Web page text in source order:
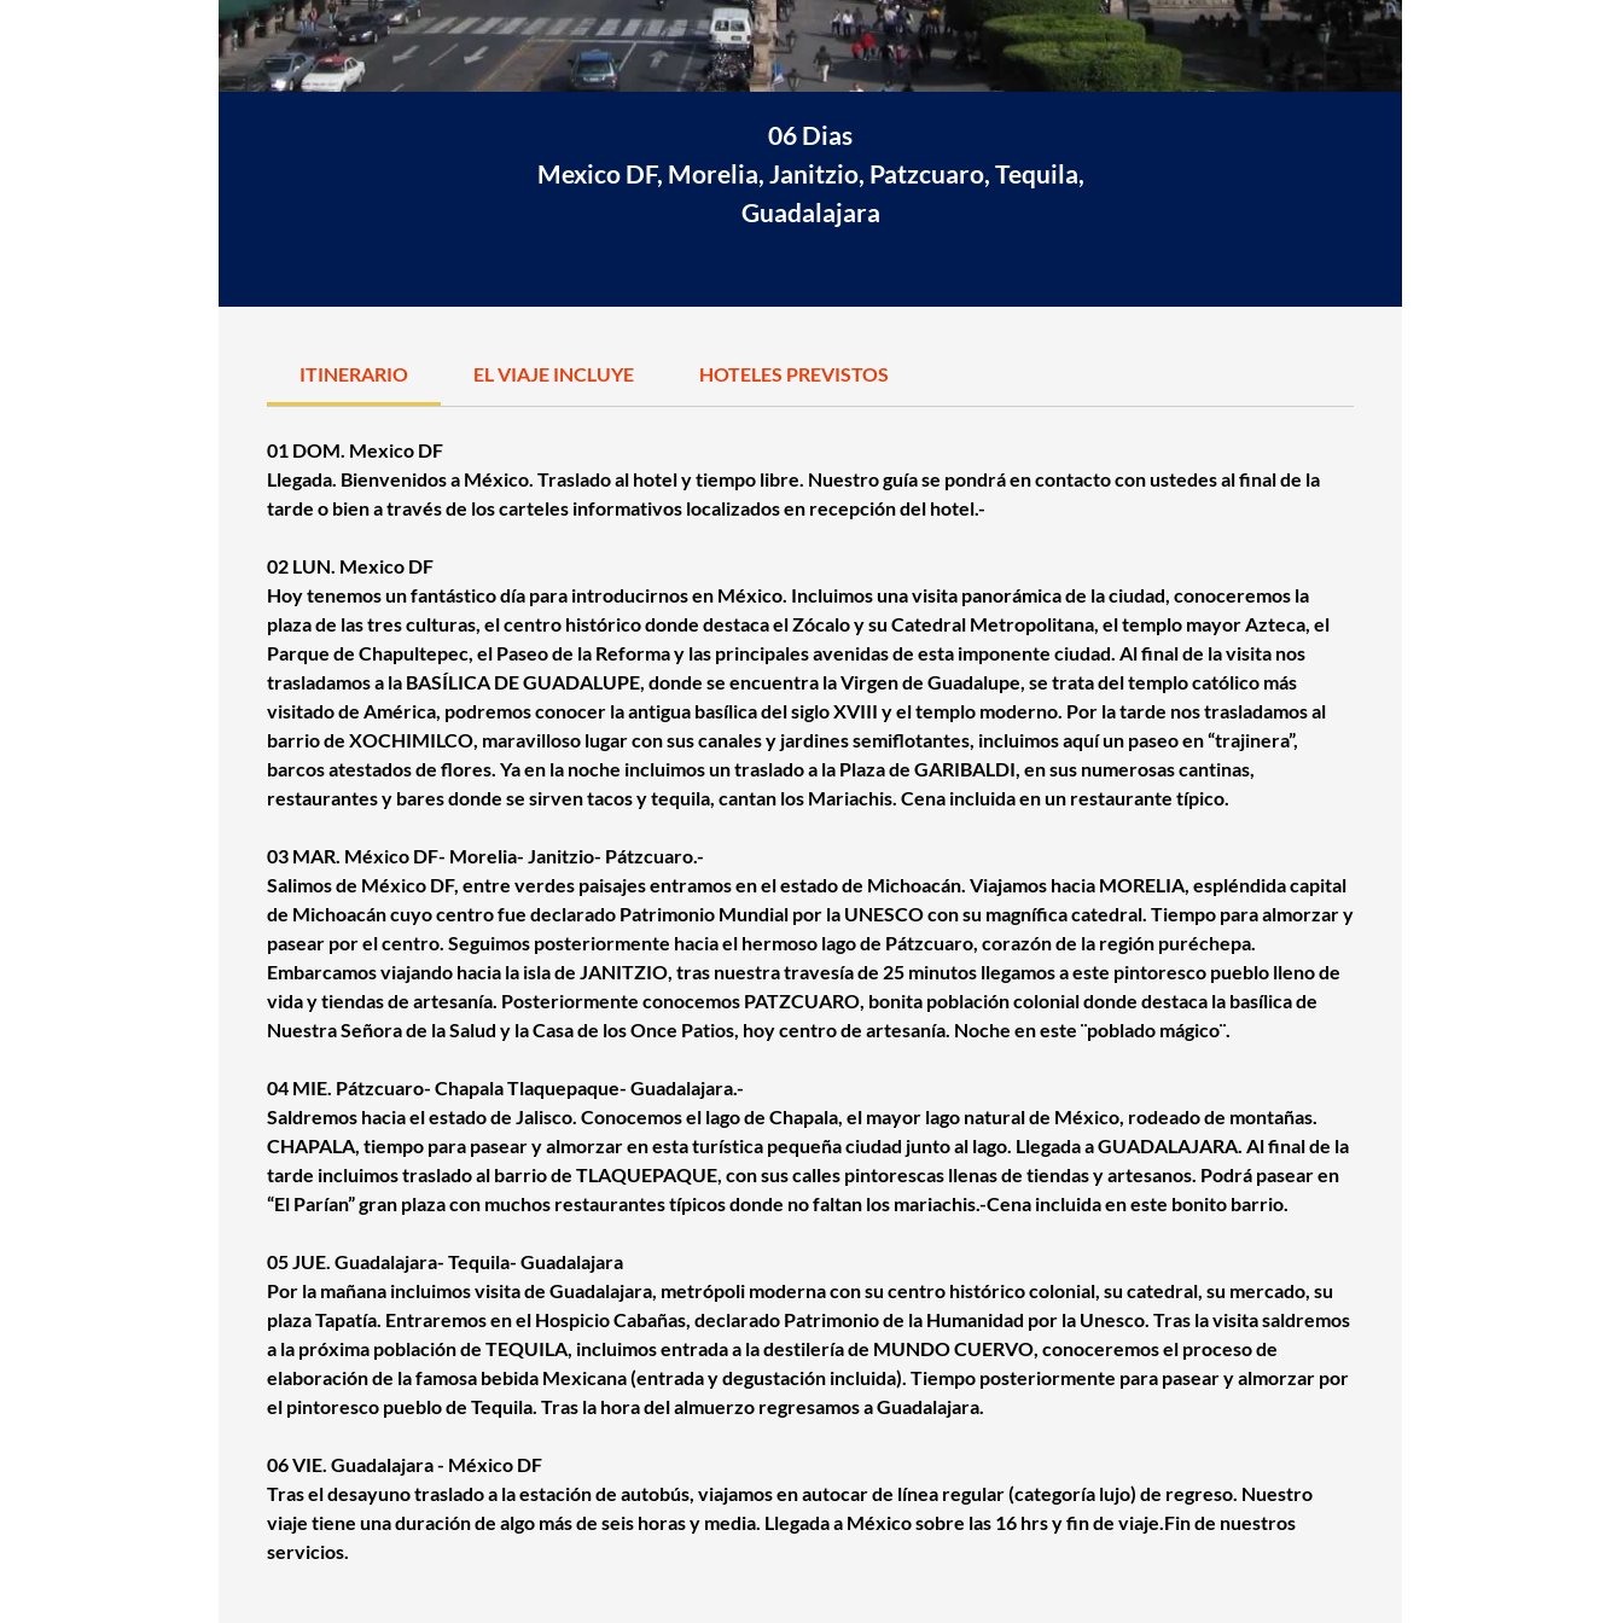
06 Dias
Mexico DF, Morelia, Janitzio, Patzcuaro, Tequila,
Guadalajara
ITINERARIO EL VIAJE INCLUYE HOTELES PREVISTOS
01 DOM. Mexico DF
Llegada. Bienvenidos a México. Traslado al hotel y tiempo libre. Nuestro guía se pondrá en contacto con ustedes al final de la
tarde o bien a través de los carteles informativos localizados en recepción del hotel.-
02 LUN. Mexico DF
Hoy tenemos un fantástico día para introducirnos en México. Incluimos una visita panorámica de la ciudad, conoceremos la
plaza de las tres culturas, el centro histórico donde destaca el Zócalo y su Catedral Metropolitana, el templo mayor Azteca, el
Parque de Chapultepec, el Paseo de la Reforma y las principales avenidas de esta imponente ciudad. Al final de la visita nos
trasladamos a la BASÍLICA DE GUADALUPE, donde se encuentra la Virgen de Guadalupe, se trata del templo católico más
visitado de América, podremos conocer la antigua basílica del siglo XVIII y el templo moderno. Por la tarde nos trasladamos al
barrio de XOCHIMILCO, maravilloso lugar con sus canales y jardines semiflotantes, incluimos aquí un paseo en“trajinera”,
barcos atestados de flores. Ya en la noche incluimos un traslado a la Plaza de GARIBALDI, en sus numerosas cantinas,
restaurantes y bares donde se sirven tacos y tequila, cantan los Mariachis. Cena incluida en un restaurante típico.
03 MAR. México DF- Morelia- Janitzio- Pátzcuaro.-
Salimos de México DF, entre verdes paisajes entramos en el estado de Michoacán. Viajamos hacia MORELIA, espléndida capital
de Michoacán cuyo centro fue declarado Patrimonio Mundial por la UNESCO con su magnífica catedral. Tiempo para almorzar y
pasear por el centro. Seguimos posteriormente hacia el hermoso lago de Pátzcuaro, corazón de la región puréchepa.
Embarcamos viajando hacia la isla de JANITZIO, tras nuestra travesía de 25 minutos llegamos a este pintoresco pueblo lleno de
vida y tiendas de artesanía. Posteriormente conocemos PATZCUARO, bonita población colonial donde destaca la basílica de
Nuestra Señora de la Salud y la Casa de los Once Patios, hoy centro de artesanía. Noche en este ¨poblado mágico¨.
04 MIE. Pátzcuaro- Chapala Tlaquepaque- Guadalajara.-
Saldremos hacia el estado de Jalisco. Conocemos el lago de Chapala, el mayor lago natural de México, rodeado de montañas.
CHAPALA, tiempo para pasear y almorzar en esta turística pequeña ciudad junto al lago. Llegada a GUADALAJARA. Al final de la
tarde incluimos traslado al barrio de TLAQUEPAQUE, con sus calles pintorescas llenas de tiendas y artesanos. Podrá pasear en
“El Parían” gran plaza con muchos restaurantes típicos donde no faltan los mariachis.-Cena incluida en este bonito barrio.
05 JUE. Guadalajara- Tequila- Guadalajara
Por la mañana incluimos visita de Guadalajara, metrópoli moderna con su centro histórico colonial, su catedral, su mercado, su
plaza Tapatía. Entraremos en el Hospicio Cabañas, declarado Patrimonio de la Humanidad por la Unesco. Tras la visita saldremos
a la próxima población de TEQUILA, incluimos entrada a la destilería de MUNDO CUERVO, conoceremos el proceso de
elaboración de la famosa bebida Mexicana (entrada y degustación incluida). Tiempo posteriormente para pasear y almorzar por
el pintoresco pueblo de Tequila. Tras la hora del almuerzo regresamos a Guadalajara.
06 VIE. Guadalajara - México DF
Tras el desayuno traslado a la estación de autobús, viajamos en autocar de línea regular (categoría lujo) de regreso. Nuestro
viaje tiene una duración de algo más de seis horas y media. Llegada a México sobre las 16 hrs y fin de viaje.Fin de nuestros
servicios.